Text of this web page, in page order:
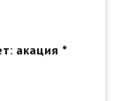
акация *